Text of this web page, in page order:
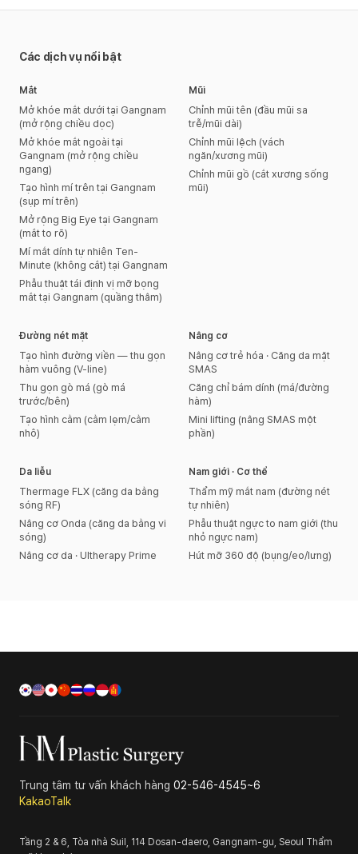
Các dịch vụ nổi bật
Mắt
Mở khóe mắt dưới tại Gangnam
(mở rộng chiều dọc)
Mở khóe mắt ngoài tại
Gangnam (mở rộng chiều
ngang)
Tạo hình mí trên tại Gangnam
(sụp mí trên)
Mở rộng Big Eye tại Gangnam
(mắt to rõ)
Mí mắt dính tự nhiên Ten-
Minute (không cắt) tại Gangnam
Phẫu thuật tái định vị mỡ bọng
mắt tại Gangnam (quầng thâm)
Mũi
Chỉnh mũi tên (đầu mũi sa
trễ/mũi dài)
Chỉnh mũi lệch (vách
ngăn/xương mũi)
Chỉnh mũi gồ (cắt xương sống
mũi)
Đường nét mặt
Tạo hình đường viền — thu gọn
hàm vuông (V-line)
Thu gọn gò má (gò má
trước/bên)
Tạo hình cằm (cằm lẹm/cằm
nhô)
Nâng cơ
Nâng cơ trẻ hóa · Căng da mặt
SMAS
Căng chỉ bám dính (má/đường
hàm)
Mini lifting (nâng SMAS một
phần)
Da liễu
Thermage FLX (căng da bằng
sóng RF)
Nâng cơ Onda (căng da bằng vi
sóng)
Nâng cơ da · Ultherapy Prime
Nam giới · Cơ thể
Thẩm mỹ mắt nam (đường nét
tự nhiên)
Phẫu thuật ngực to nam giới (thu
nhỏ ngực nam)
Hút mỡ 360 độ (bụng/eo/lưng)
Trung tâm tư vấn khách hàng 02-546-4545~6
KakaoTalk
Tầng 2 & 6, Tòa nhà Suil, 114 Dosan-daero, Gangnam-gu, Seoul Thẩm